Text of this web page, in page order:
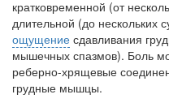
кратковременной (от
длительной (до нескольких
ощущение сдавливания
мышечных спазмов). Боль
реберно-хрящевые
грудные мышцы.